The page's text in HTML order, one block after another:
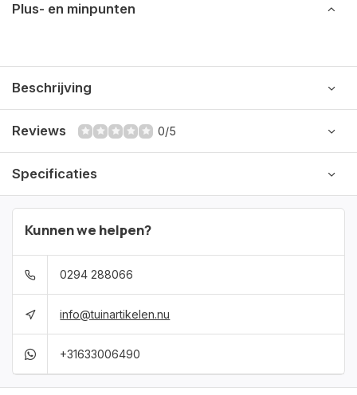
Plus- en minpunten
Beschrijving
Reviews 0/5
Specificaties
Kunnen we helpen?
0294 288066
info@tuinartikelen.nu
+31633006490